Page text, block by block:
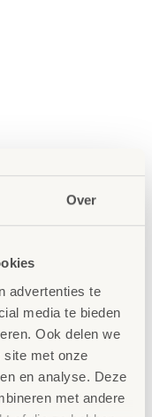
Over
advertenties te
media te bieden
Ook delen we
site met onze
en analyse. Deze
met andere